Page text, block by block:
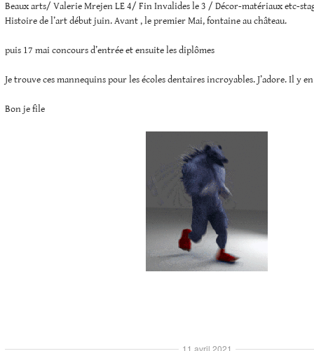
Beaux arts/ Valerie Mrejen LE 4/ Fin Invalides le 3 / Décor-matériaux etc-
Histoire de l’art début juin. Avant , le premier Mai, fontaine au château.
puis 17 mai concours d’entrée et ensuite les diplômes
Je trouve ces mannequins pour les écoles dentaires incroyables. J’adore. Il y
Bon je file